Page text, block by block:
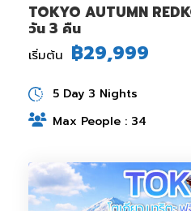
TOKYO AUTUMN
วัน 3 คืน
เริ่มต้น ฿29,999
5 Day 3 Nights
Max People : 34